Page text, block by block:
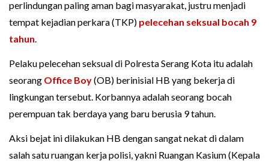
perlindungan paling aman bagi masyarakat, justru menjadi
tempat kejadian perkara (TKP) pelecehan seksual bocah 9
tahun.
Pelaku pelecehan seksual di Polresta Serang Kota itu adalah
seorang Office Boy(OB) berinisial HB yang bekerja di
lingkungan tersebut. Korbannya adalah seorang bocah
perempuan tak berdaya yang baru berusia 9 tahun.
Aksi bejat ini dilakukan HB dengan sangat nekat di dalam
salah satu ruangan kerja polisi, yakni Ruangan Kasium (Kepala